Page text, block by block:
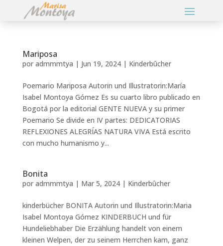
Mariposa
por admmmtya | Jun 19, 2024| Kinderbûcher
Poemario Mariposa Autorin und Illustratorin:María
Isabel Montoya Gómez Es su cuarto libro publicado en
Bogotá por la editorial GENTE NUEVA y su primer
Poemario Se divide en IV partes: DEDICATORIAS
REFLEXIONES ALEGRÍAS NATURA VIVA Está escrito
con mucho humanismo y...
Bonita
por admmmtya | Mar 5, 2024| Kinderbûcher
kinderbücher BONITA Autorin und Illustratorin:Maria
Isabel Montoya Gómez KINDERBUCH und für
Hundeliebhaber Die Erzählung handelt von einem
kleinen Welpen, der zu seinem Herrchen kam, ganz